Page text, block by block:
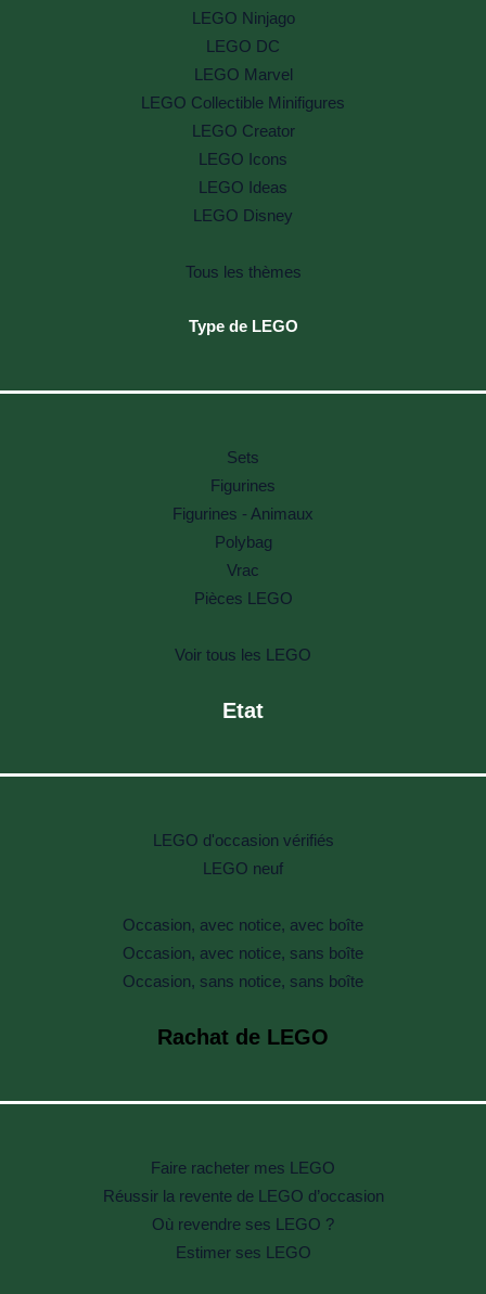
LEGO Ninjago
LEGO DC
LEGO Marvel
LEGO Collectible Minifigures
LEGO Creator
LEGO Icons
LEGO Ideas
LEGO Disney
Tous les thèmes
Type de LEGO
Sets
Figurines
Figurines - Animaux
Polybag
Vrac
Pièces LEGO
Voir tous les LEGO
Etat
LEGO d'occasion vérifiés
LEGO neuf
Occasion, avec notice, avec boîte
Occasion, avec notice, sans boîte
Occasion, sans notice, sans boîte
Rachat de LEGO
Faire racheter mes LEGO
Réussir la revente de LEGO d’occasion
Où revendre ses LEGO ?
Estimer ses LEGO